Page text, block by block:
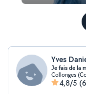
Yves
Je fais de la
Collonges
4,8/5